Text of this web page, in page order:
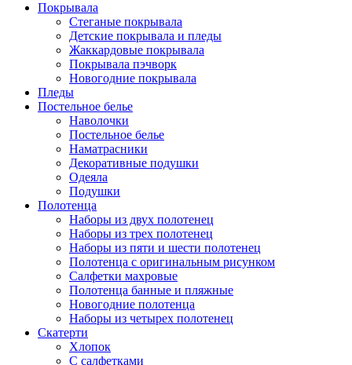
Покрывала
Стеганые покрывала
Детские покрывала и пледы
Жаккардовые покрывала
Покрывала пэчворк
Новогодние покрывала
Пледы
Постельное белье
Наволочки
Постельное белье
Наматрасники
Декоративные подушки
Одеяла
Подушки
Полотенца
Наборы из двух полотенец
Наборы из трех полотенец
Наборы из пяти и шести полотенец
Полотенца с оригинальным рисунком
Салфетки махровые
Полотенца банные и пляжные
Новогодние полотенца
Наборы из четырех полотенец
Скатерти
Хлопок
С салфетками